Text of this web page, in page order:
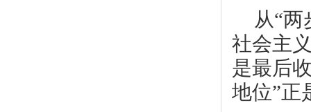
从“
社会主
是最后
地位”正